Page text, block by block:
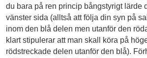
du bara på ren princip bångstyrigt lärde
vänster sida (alltså att följa din syn på
inom den blå delen men utanför den
klart stipulerar att man skall köra på
rödstreckade delen utanför den blå).